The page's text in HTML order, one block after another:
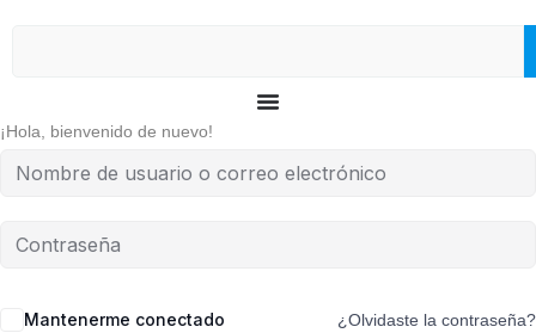
¡Hola, bienvenido de nuevo!
Mantenerme conectado ¿Olvidaste la contraseña?